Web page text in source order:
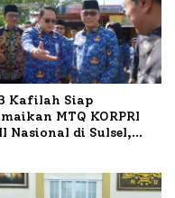
Kafilah Siap
MTQ KORPRI
Nasional di Sulsel,